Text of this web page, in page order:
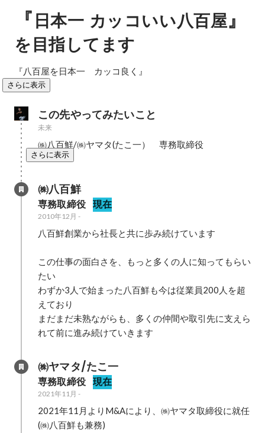
『日本一 カッコいい八百屋』
を目指してます
『八百屋を日本一　カッコ良く』
さらに表示
この先やってみたいこと
未来
㈱八百鮮/㈱ヤマタ(たこ一）　専務取締役
さらに表示
㈱八百鮮
専務取締役 現在
2010年12月 -
八百鮮創業から社長と共に歩み続けています
この仕事の面白さを、もっと多くの人に知ってもらい
たい
わずか3人で始まった八百鮮も今は従業員200人を超
えており
まだまだ未熟ながらも、多くの仲間や取引先に支えら
れて前に進み続けていきます
㈱ヤマタ/たこ一
専務取締役 現在
2021年11月 -
2021年11月よりM&Aにより、㈱ヤマタ取締役に就任
(㈱八百鮮も兼務)